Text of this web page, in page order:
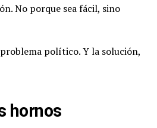
No porque sea fácil, sino
político. Y la solución,
hornos